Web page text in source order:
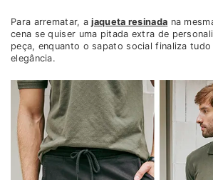
Para arrematar, ajaqueta resinada na
cena se quiser uma pitada extra de
peça, enquanto o sapato social finaliza
elegância.